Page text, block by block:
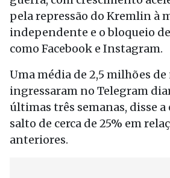
pela repressão do Kremlin à
independente e o bloqueio
como Facebook e Instagram.
Uma média de 2,5 milhões
ingressaram no Telegram
últimas três semanas, disse a
salto de cerca de 25% em
anteriores.